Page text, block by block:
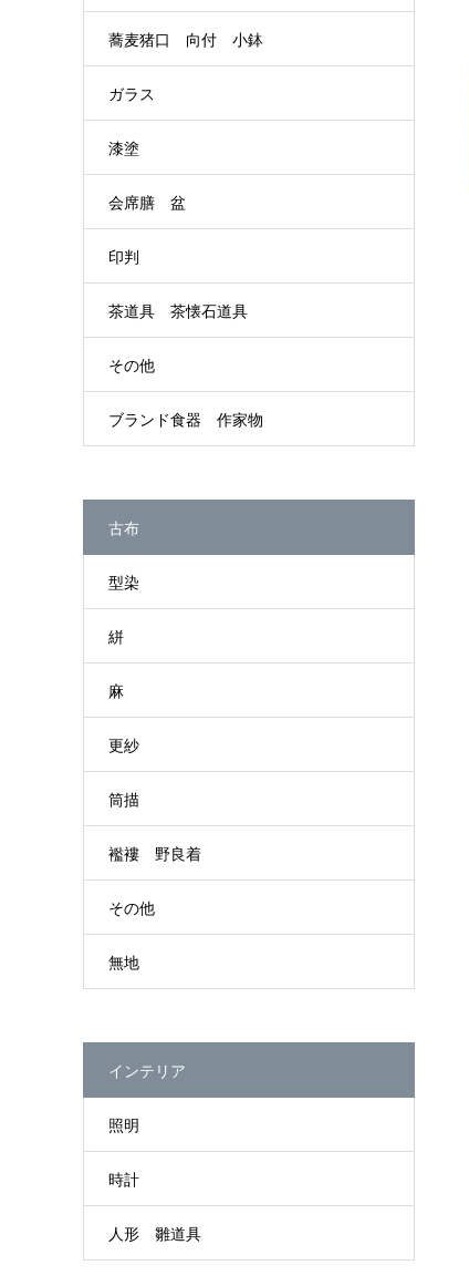
蕎麦猪口 向付 小鉢
ガラス
漆塗
会席膳 盆
印判
茶道具 茶懐石道具
その他
ブランド食器 作家物
古布
型染
絣
麻
更紗
筒描
襤褸 野良着
その他
無地
インテリア
照明
時計
人形 雛道具